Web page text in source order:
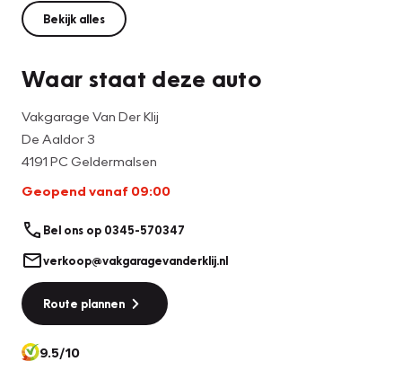
Bekijk alles
Waar staat deze auto
Vakgarage Van Der Klij
De Aaldor 3
4191 PC Geldermalsen
Geopend vanaf 09:00
Bel ons op 0345-570347
verkoop@vakgaragevanderklij.nl
Route plannen
9.5/10